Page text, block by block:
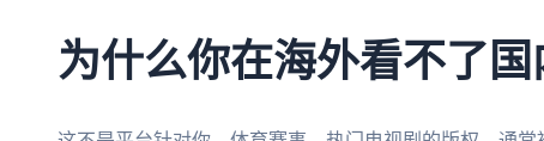
为什么你在海外看不了国